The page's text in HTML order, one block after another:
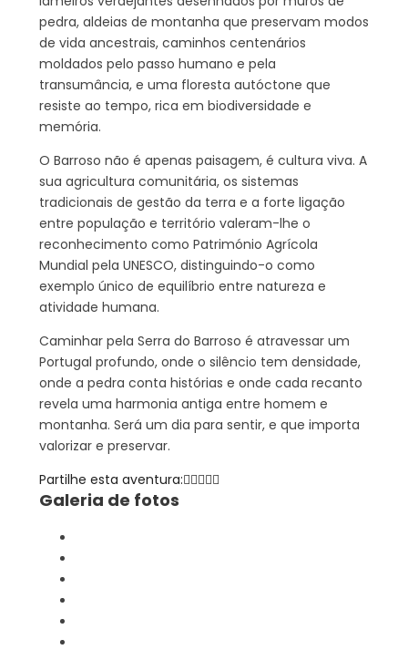
pedra, aldeias de montanha que preservam modos
de vida ancestrais, caminhos centenários
moldados pelo passo humano e pela
transumância, e uma floresta autóctone que
resiste ao tempo, rica em biodiversidade e
memória.
O Barroso não é apenas paisagem, é cultura viva. A
sua agricultura comunitária, os sistemas
tradicionais de gestão da terra e a forte ligação
entre população e território valeram-lhe o
reconhecimento como Património Agrícola
Mundial pela UNESCO, distinguindo-o como
exemplo único de equilíbrio entre natureza e
atividade humana.
Caminhar pela Serra do Barroso é atravessar um
Portugal profundo, onde o silêncio tem densidade,
onde a pedra conta histórias e onde cada recanto
revela uma harmonia antiga entre homem e
montanha. Será um dia para sentir, e que importa
valorizar e preservar.
Partilhe esta aventura:
Galeria de fotos